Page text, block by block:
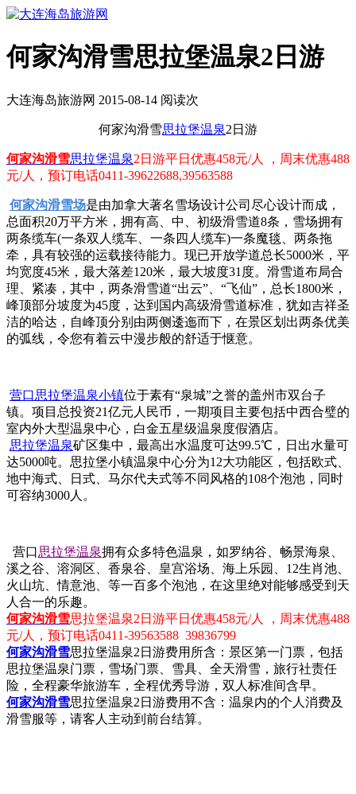
何家沟滑雪思拉堡温泉2日游
大连海岛旅游网 2015-08-14 阅读次
何家沟滑雪思拉堡温泉2日游
何家沟滑雪思拉堡温泉2日游平日优惠458元/人 ，周末优惠488
元/人，预订电话0411-39622688,39563588
何家沟滑雪场是由加拿大著名雪场设计公司尽心设计而成，
总面积20万平方米，拥有高、中、初级滑雪道8条，雪场拥有
两条缆车(一条双人缆车、一条四人缆车)一条魔毯、两条拖
牵，具有较强的运载接待能力。现已开放学道总长5000米，平
均宽度45米，最大落差120米，最大坡度31度。滑雪道布局合
理、紧凑，其中，两条滑雪道“出云”、“飞仙”，总长1800米，
峰顶部分坡度为45度，达到国内高级滑雪道标准，犹如吉祥圣
洁的哈达，自峰顶分别由两侧逶迤而下，在景区划出两条优美
的弧线，令您有着云中漫步般的舒适于惬意。
营口思拉堡温泉小镇位于素有“泉城”之誉的盖州市双台子
镇。项目总投资21亿元人民币，一期项目主要包括中西合璧的
室内外大型温泉中心，白金五星级温泉度假酒店。
思拉堡温泉矿区集中，最高出水温度可达99.5℃，日出水量可
达5000吨。思拉堡小镇温泉中心分为12大功能区，包括欧式、
地中海式、日式、马尔代夫式等不同风格的108个泡池，同时
可容纳3000人。
营口思拉堡温泉拥有众多特色温泉，如罗纳谷、畅景海泉、
溪之谷、溶洞区、香泉谷、皇宫浴场、海上乐园、12生肖池、
火山坑、情意池、等一百多个泡池，在这里绝对能够感受到天
人合一的乐趣。
何家沟滑雪思拉堡温泉2日游平日优惠458元/人 ，周末优惠488
元/人，预订电话0411-39563588 39836799
何家沟滑雪思拉堡温泉2日游费用所含：景区第一门票，包括
思拉堡温泉门票，雪场门票、雪具、全天滑雪，旅行社责任
险，全程豪华旅游车，全程优秀导游，双人标准间含早。
何家沟滑雪思拉堡温泉2日游费用不含：温泉内的个人消费及
滑雪服等，请客人主动到前台结算。